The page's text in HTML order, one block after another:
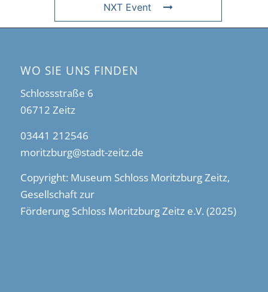
NXT Event
WO SIE UNS FINDEN
Schlossstraße 6
06712 Zeitz
03441 212546
moritzburg@stadt-zeitz.de
Copyright: Museum Schloss Moritzburg Zeitz,
Gesellschaft zur
Förderung Schloss Moritzburg Zeitz e.V. (2025)